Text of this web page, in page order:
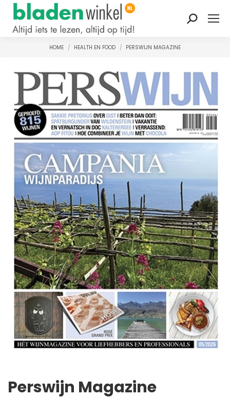
Zoeken:
Je bent hier:
HOME HEALTH EN FOOD PERSWIJN MAGAZINE
Perswijn Magazine